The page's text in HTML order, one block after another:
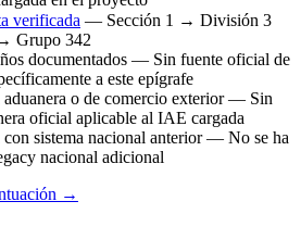
verificada — Sección 1 → División 3
Grupo 342
documentados — Sin fuente oficial de
a este epígrafe
o de comercio exterior— Sin
oficial aplicable al IAE cargada
sistema nacional anterior— No se ha
nacional adicional
→